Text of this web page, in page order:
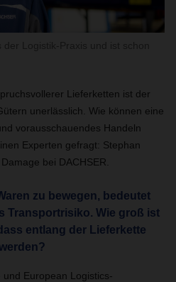
Lieferketten ist der
unerlässlich. Wie können eine
vorausschauendes Handeln
Experten gefragt: Stephan
bei DACHSER.
zu bewegen, bedeutet
Transportrisiko. Wie groß ist
entlang der Lieferkette
European Logistics-